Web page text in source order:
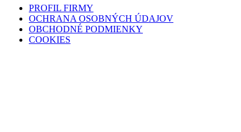
PROFIL FIRMY
OCHRANA OSOBNÝCH ÚDAJOV
OBCHODNÉ PODMIENKY
COOKIES